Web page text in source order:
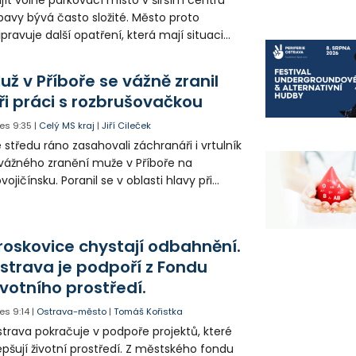
bývá často složité. Město proto
další opatření, která mají situaci
řidiče v parkovacích zónách.
v Příboře se vážně zranil
práci s rozbrušovačkou
9:35 | Celý MS kraj |Jiří Cileček
středu ráno zasahovali záchranáři i vrtulník
zranění muže v Příboře na
Poranil se v oblasti hlavy při
chystají odbahnění.
je podpoří z Fondu
prostředí.
9:14 | Ostrava-město |Tomáš Kořistka
pokračuje v podpoře projektů, které
životní prostředí. Z městského fondu